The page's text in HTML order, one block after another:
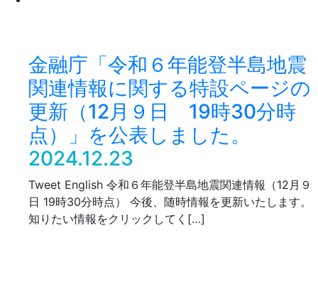
金融庁「令和６年能登半島地震
関連情報に関する特設ページの
更新（12月９日 19時30分時
点）」を公表しました。
2024.12.23
Tweet English 令和６年能登半島地震関連情報（12月９
日 19時30分時点） 今後、随時情報を更新いたします。
知りたい情報をクリックしてく[…]